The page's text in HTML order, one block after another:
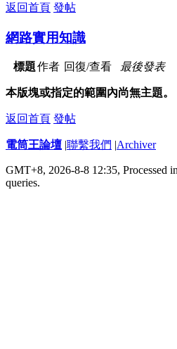
返回首頁 發帖
網路實用知識
標題作者 回復/查看 最後發表
本版塊或指定的範圍內尚無主題。
返回首頁 發帖
電筒王論壇 |聯繫我們 |Archiver
GMT+8, 2026-8-8 12:35, Processed
queries.